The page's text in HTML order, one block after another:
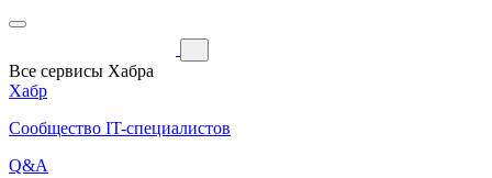
Все сервисы Хабра
Хабр
Сообщество IT-специалистов
Q&A